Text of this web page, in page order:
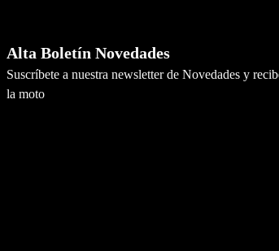
Alta Boletín Novedades
Suscríbete a nuestra newsletter de Novedades y
la moto